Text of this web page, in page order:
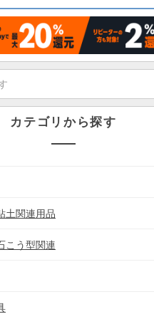
カテゴリから探す
土関連用品
こう型関連